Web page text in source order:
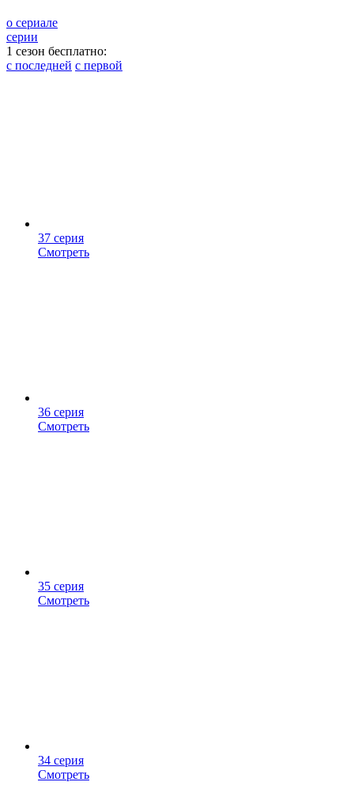
о сериале
серии
1 сезон бесплатно:
с последней с первой
37 серия
Смотреть
36 серия
Смотреть
35 серия
Смотреть
34 серия
Смотреть